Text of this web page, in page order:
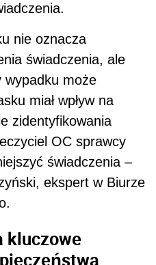
nie oznacza
świadczenia, ale
wypadku może
miał wpływ na
zidentyfikowania
OC sprawcy
świadczenia –
ekspert w Biurze
kluczowe